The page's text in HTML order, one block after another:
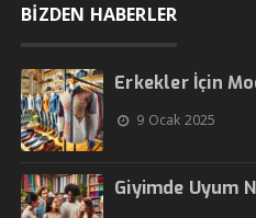
BİZDEN HABERLER
Erkekler İçin
9 Ocak 2025
Giyimde Uyum